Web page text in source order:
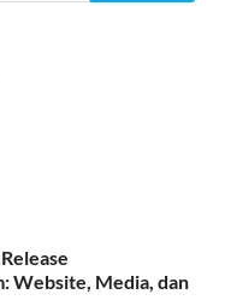
Website, Media, dan